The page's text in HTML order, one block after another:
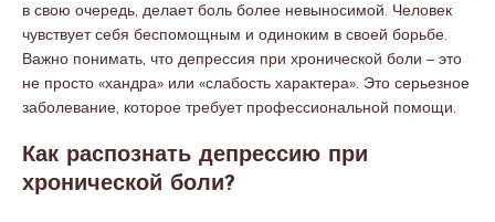
в свою очередь, делает боль более невыносимой. Человек
чувствует себя беспомощным и одиноким в своей борьбе.
Важно понимать, что депрессия при хронической боли – это
не просто «хандра» или «слабость характера». Это серьезное
заболевание, которое требует профессиональной помощи.
Как распознать депрессию при
хронической боли?